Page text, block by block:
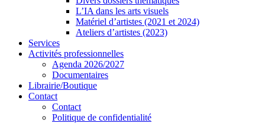
L’IA dans les arts visuels
Matériel d’artistes (2021 et 2024)
Ateliers d’artistes (2023)
Services
Activités professionnelles
Agenda 2026/2027
Documentaires
Librairie/Boutique
Contact
Contact
Politique de confidentialité